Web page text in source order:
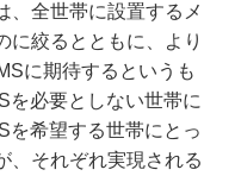
、全世帯に設置するメ
に絞るとともに、より
に期待するというも
を必要としない世帯に
を希望する世帯にとっ
、それぞれ実現される